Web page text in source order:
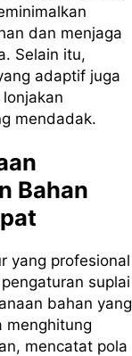
dan menjaga
Selain itu,
adaptif juga
mendadak.
Bahan
yang profesional
suplai
bahan yang
menghitung
mencatat pola